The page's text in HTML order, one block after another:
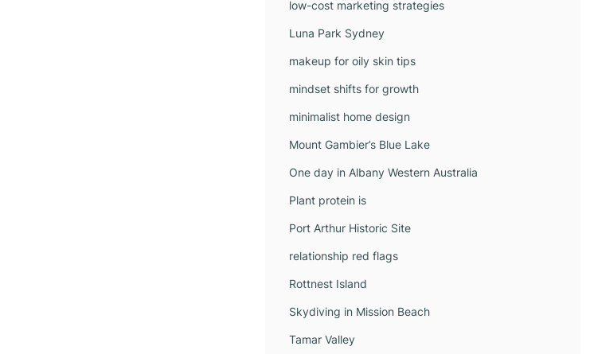
low-cost marketing strategies
Luna Park Sydney
makeup for oily skin tips
mindset shifts for growth
minimalist home design
Mount Gambier’s Blue Lake
One day in Albany Western Australia
Plant protein is
Port Arthur Historic Site
relationship red flags
Rottnest Island
Skydiving in Mission Beach
Tamar Valley